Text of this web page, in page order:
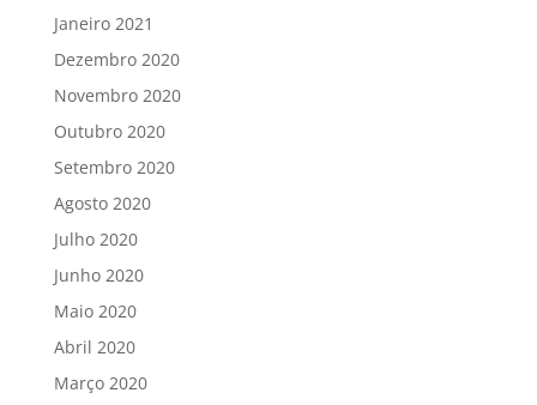
Janeiro 2021
Dezembro 2020
Novembro 2020
Outubro 2020
Setembro 2020
Agosto 2020
Julho 2020
Junho 2020
Maio 2020
Abril 2020
Março 2020